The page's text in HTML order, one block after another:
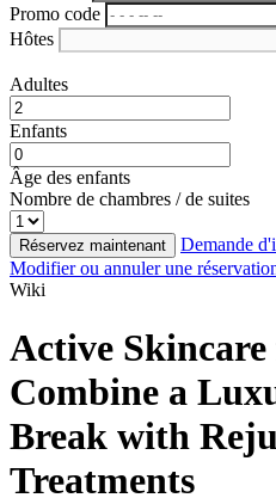
Promo code
Hôtes
Adultes
Enfants
Âge des enfants
Nombre de chambres / de suites
Réservez maintenant
Demande
Modifier ou annuler une
Wiki
Active
Combine a
Break with
Treatments